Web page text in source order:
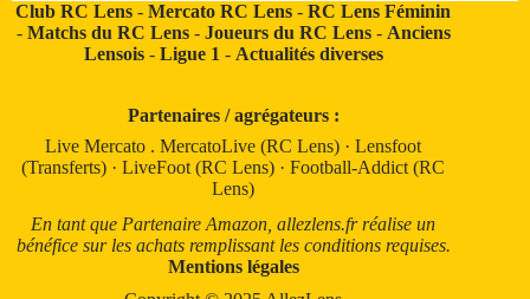
Club RC Lens -Mercato RC Lens -RC Lens Féminin
- Matchs du RC Lens- Joueurs du RC Lens- Anciens
Lensois- Ligue 1 - Actualités diverses
Partenaires / agrégateurs :
Live Mercato .MercatoLive (RC Lens) ·Lensfoot
(Transferts) ·LiveFoot (RC Lens) ·Football-Addict (RC
Lens)
En tant que Partenaire Amazon, allezlens.fr réalise un
bénéfice sur les achats remplissant les conditions requises.
Mentions légales